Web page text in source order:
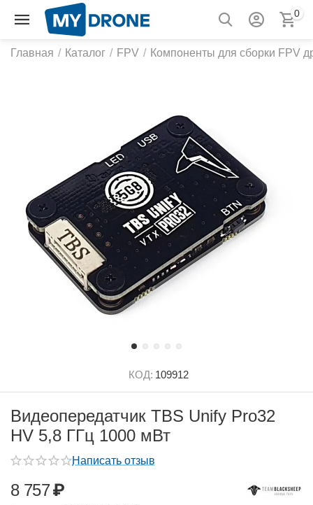
0
Главная / Каталог / FPV / Компоненты для сборки FPV
КОД: 109912
Видеопередатчик TBS Unify Pro32
HV 5,8 ГГц 1000 мВт
Написать отзыв
8 757₽